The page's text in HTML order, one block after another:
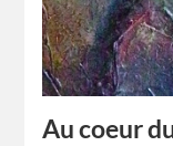
Au coeur